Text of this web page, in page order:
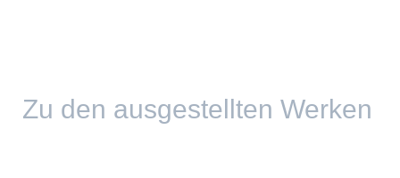
Zu den ausgestellten Werken